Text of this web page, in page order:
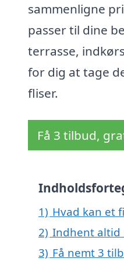
sammenligne
passer til dine
terrasse,
for dig at tage
fliser.
Få 3 tilbud,
1) Hvad kan et
2) Indhent altid
3) Få nemt 3